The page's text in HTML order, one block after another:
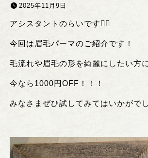
2025年11月9日
アシスタントのらいです❤️‍🔥
今回は眉毛パーマのご紹介です！
毛流れや眉毛の形を綺麗にしたい方
今なら1000円OFF！！！
みなさまぜひ試してみてはいかがで